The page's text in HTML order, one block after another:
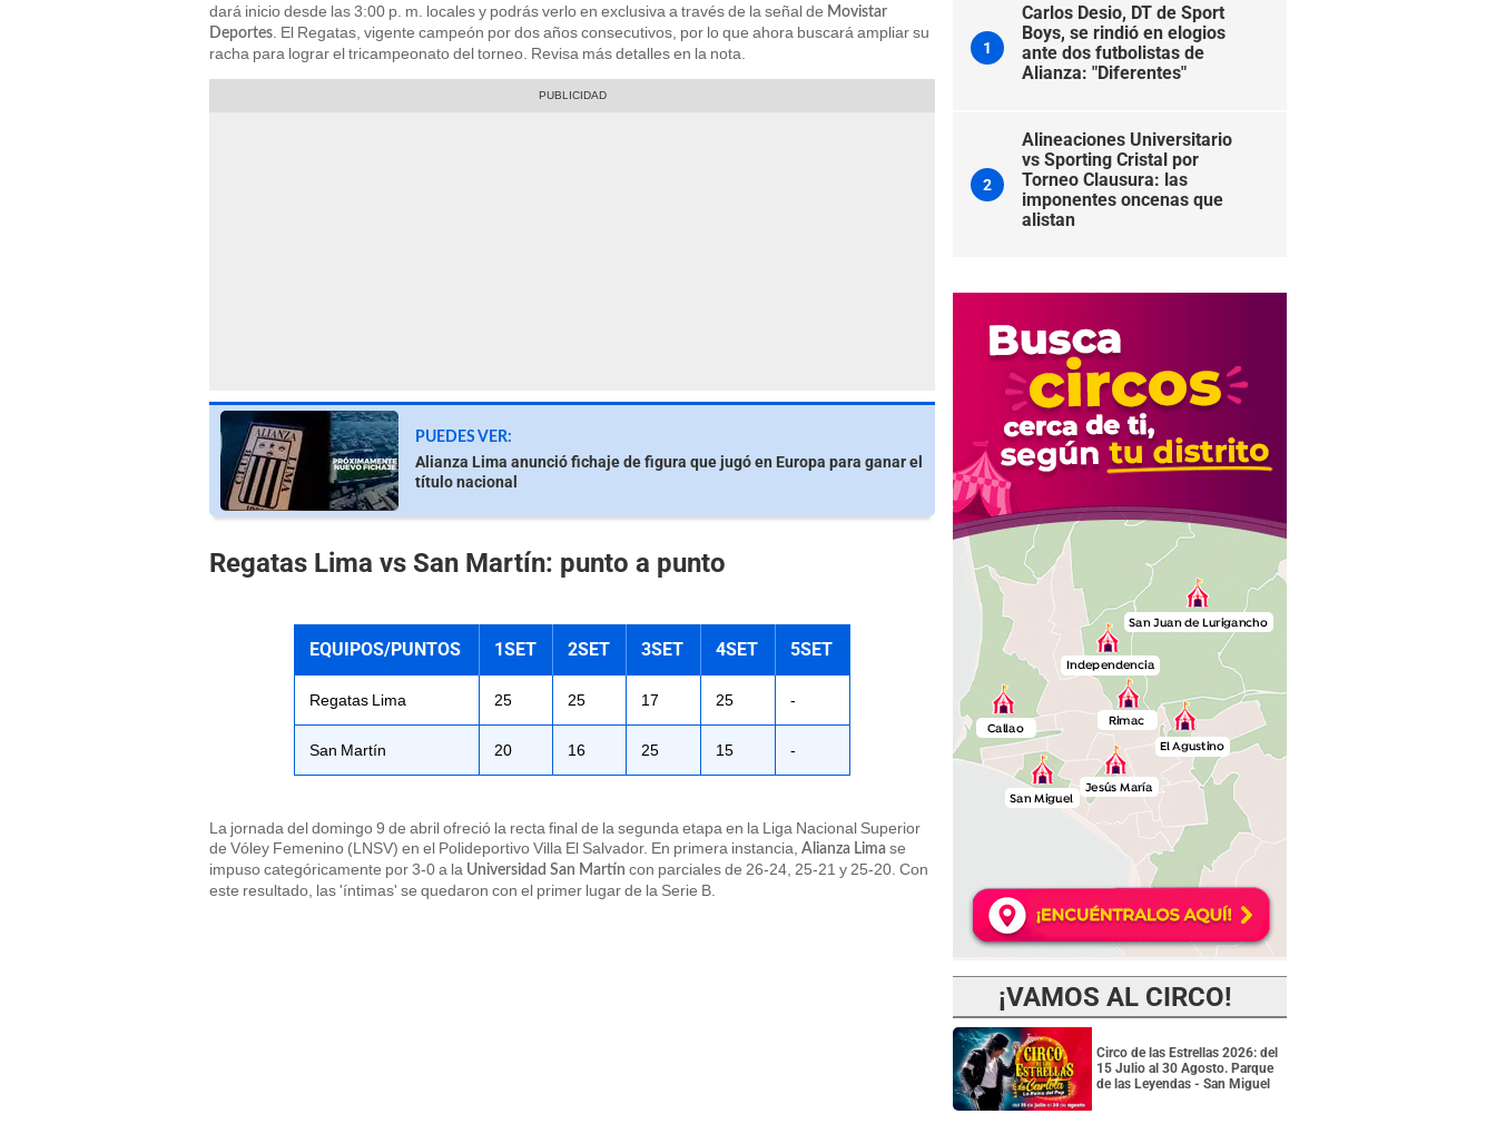
dará inicio desde las 3:00 p. m. locales y podrás verlo en exclusiva a través de la señal de Movistar
Deportes . El Regatas, vigente campeón por dos años consecutivos, por lo que ahora buscará ampliar su
racha para lograr el tricampeonato del torneo. Revisa más detalles en la nota.
PUEDES VER:
Alianza Lima anunció fichaje de figura que jugó en Europa para ganar el
título nacional
Regatas Lima vs San Martín: punto a punto
EQUIPOS/PUNTOS 1SET 2SET 3SET 4SET 5SET
Regatas Lima 25 25 17 25 -
San Martín 20 16 25 15 -
La jornada del domingo 9 de abril ofreció la recta final de la segunda etapa en la Liga Nacional Superior
de Vóley Femenino (LNSV) en el Polideportivo Villa El Salvador. En primera instancia, Alianza Lima se
impuso categóricamente por 3-0 a la Universidad San Martín con parciales de 26-24, 25-21 y 25-20. Con
este resultado, las 'íntimas' se quedaron con el primer lugar de la Serie B.
1
Carlos Desio, DT de Sport
Boys, se rindió en elogios
ante dos futbolistas de
Alianza: "Diferentes"
2
Alineaciones Universitario
vs Sporting Cristal por
Torneo Clausura: las
imponentes oncenas que
alistan
¡VAMOS AL CIRCO!
Circo de las Estrellas 2026: del
15 Julio al 30 Agosto. Parque
de las Leyendas - San Miguel